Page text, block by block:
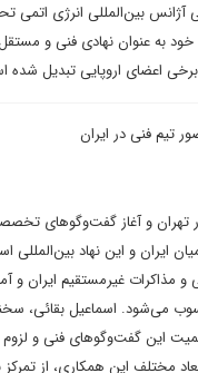
آژانس بین‌المللی انرژی
به عنوان نهادی فنی و
اعضای اروپایی تبدیل
تیم فنی در ایران
تهران و آغاز گفت‌وگوهای
و این نهاد بین‌المللی
و مذاکرات غیرمستقیم ایران و
می‌شود. اسماعیل بقائی،
این گفت‌وگوهای فنی و
مختلف این همکاری، از تمرکز